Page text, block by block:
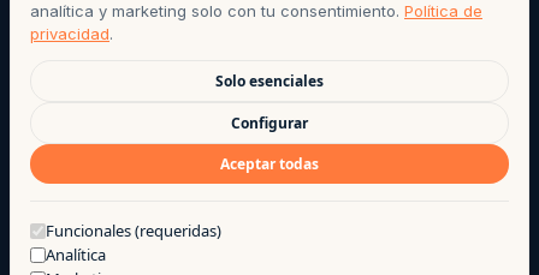
DE CONSERVACIÓN SEGÚN POLÍTICA DE PRIVACIDAD · BASE DE
LICITUD: CONSENTIMIENTO INFORMADO, LEY 21.719.
HECHO CON CAFÉ POR EL EQUIPO AGO
analítica y marketing solo con tu consentimiento. Política de
privacidad.
Solo esenciales
Configurar
Aceptar todas
Funcionales (requeridas)
Analítica